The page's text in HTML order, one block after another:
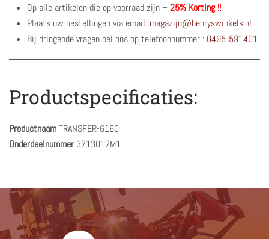
Op alle artikelen die op voorraad zijn – 25% Korting !!
Plaats uw bestellingen via email: magazijn@henryswinkels.nl
Bij dringende vragen bel ons op telefoonnummer : 0495-591401
Productspecificaties:
ProductnaamTRANSFER-6160
Onderdeelnummer 3713012M1